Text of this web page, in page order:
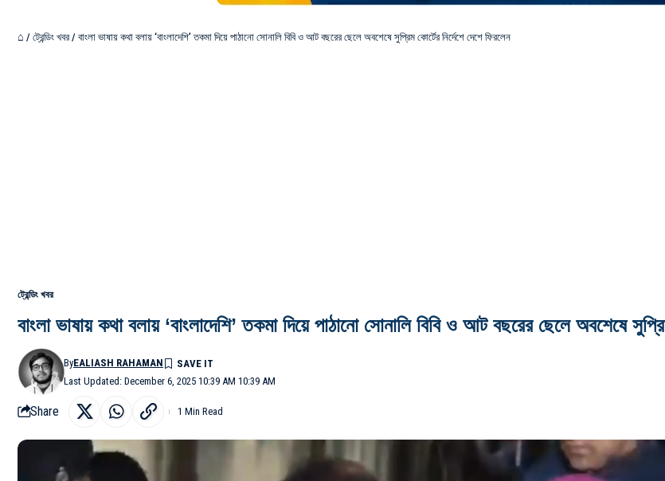
⌂ / ট্রেন্ডিং খবর / বাংলা ভাষায় কথা বলায় ‘বাংলাদেশি’ তকমা দিয়ে পাঠানো সোনালি বিবি ও আট বছরের ছেলে অবশেষে সুপ্রিম কোর্টের নির্দেশে দেশে ফিরলেন
ট্রেন্ডিং খবর
বাংলা ভাষায় কথা বলায় ‘বাংলাদেশি’ তকমা দিয়ে পাঠানো সোনালি বিবি ও আট বছরের ছেলে অবশেষে
Last Updated: December 6, 2025 10:39 AM 10:39 AM
ByEALIASH RAHAMAN
Share 1 Min Read